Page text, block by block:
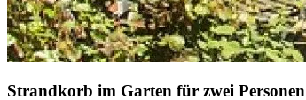
Strandkorb im Garten für zwei Personen